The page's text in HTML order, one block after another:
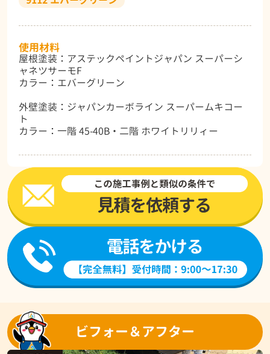
使用材料
屋根塗装：アステックペイントジャパン スーパーシ
ャネツサーモF
カラー：エバーグリーン
外壁塗装：ジャパンカーボライン スーパームキコー
ト
カラー：一階 45-40B・二階 ホワイトリリィー
ビフォー＆アフター